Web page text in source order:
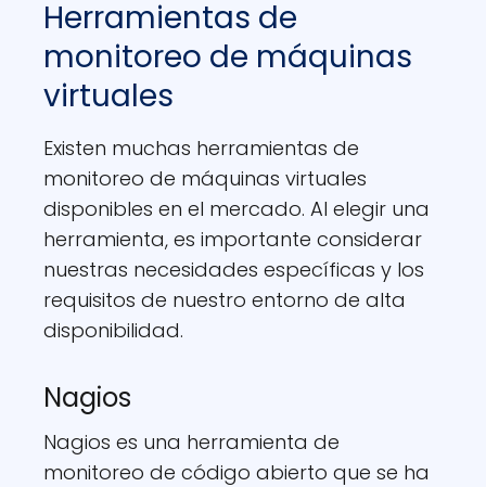
Herramientas de
monitoreo de máquinas
virtuales
Existen muchas herramientas de
monitoreo de máquinas virtuales
disponibles en el mercado. Al elegir una
herramienta, es importante considerar
nuestras necesidades específicas y los
requisitos de nuestro entorno de alta
disponibilidad.
Nagios
Nagios es una herramienta de
monitoreo de código abierto que se ha